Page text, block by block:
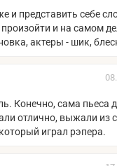
и представить себе
и на самом
актеры - шик,
Конечно, сама пьеса
отлично, выжали из
играл рэпера.